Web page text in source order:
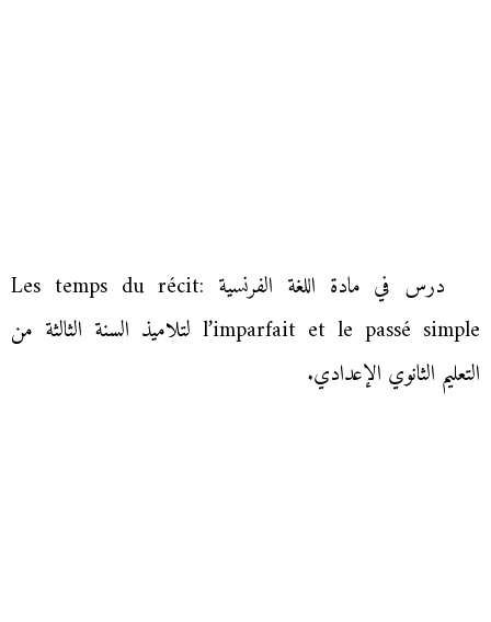
درس في مادة اللغة الفرنسية Les temps du récit:
l’imparfait et le passé simple لتلاميذ السنة الثالثة من
التعليم الثانوي الإعدادي.